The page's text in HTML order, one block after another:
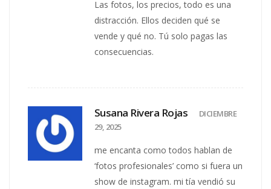
Las fotos, los precios, todo es una
distracción. Ellos deciden qué se
vende y qué no. Tú solo pagas las
consecuencias.
Susana Rivera Rojas
DICIEMBRE
29, 2025
me encanta como todos hablan de
‘fotos profesionales’ como si fuera un
show de instagram. mi tía vendió su